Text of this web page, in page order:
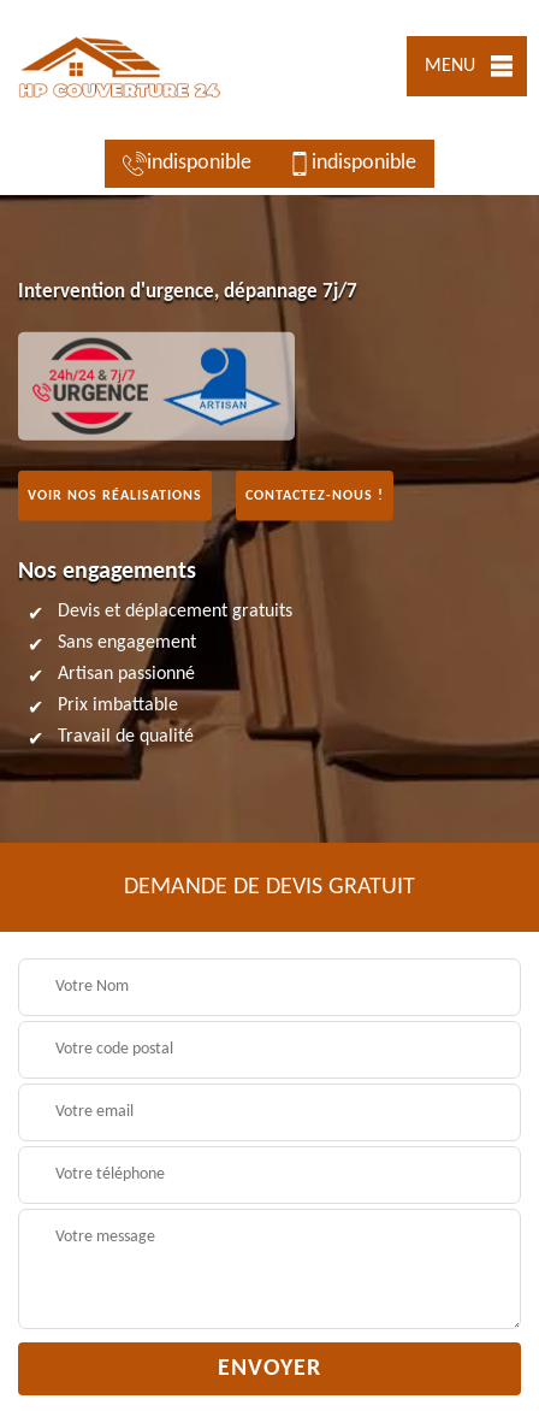
MENU
indisponible indisponible
Intervention d'urgence, dépannage 7j/7
VOIR NOS RÉALISATIONS CONTACTEZ-NOUS !
Nos engagements
Devis et déplacement gratuits
Sans engagement
Artisan passionné
Prix imbattable
Travail de qualité
DEMANDE DE DEVIS GRATUIT